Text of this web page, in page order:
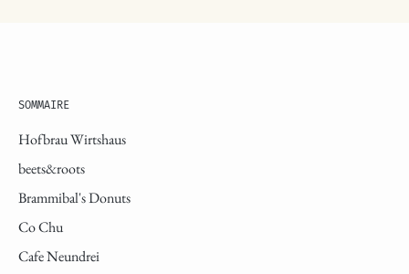
SOMMAIRE
Hofbrau Wirtshaus
beets&roots
Brammibal's Donuts
Co Chu
Cafe Neundrei